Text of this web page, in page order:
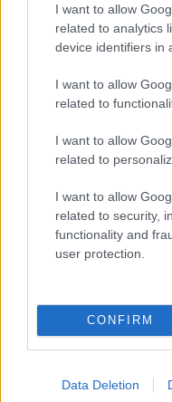
I want to allow
related to analytics
device identifiers in
I want to allow
related to
I want to allow
related to
I want to allow
related to security,
functionality and
user protection.
CONFIRM
Data Deletion
leszorítóerőt, szóval
szimplán csak egy
kanyar már 2023-
„Nem tudom
[Lawson]. Az